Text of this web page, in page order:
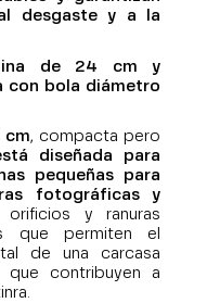
desgaste y a la
de 24 cm y
con bola diámetro
cm, compacta pero
diseñada para
pequeñas para
fotográficas y
y ranuras
que permiten el
de una carcasa
que contribuyen a